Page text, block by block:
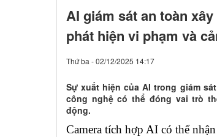
AI giám sát an toàn
phát hiện vi phạm và
Thứ ba - 02/12/2025 14:17
Sự xuất hiện của AI trong giám
công nghệ có thể đóng vai trò
động.
Camera tích hợp AI có thể